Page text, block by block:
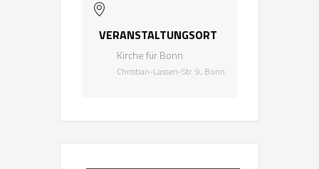
VERANSTALTUNGSORT
Kirche für Bonn
Christian-Lassen-Str. 9, Bonn